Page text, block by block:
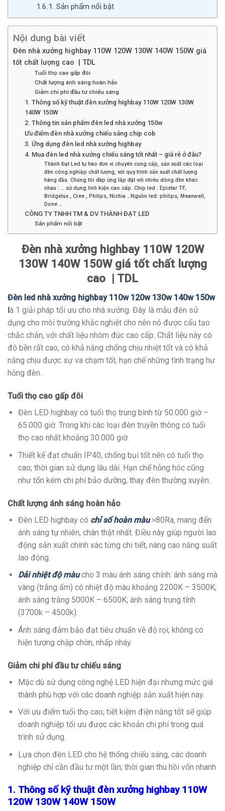
1.6.1. Sản phẩm nổi bật
Nội dung bài viết
Đèn nhà xưởng highbay 110W 120W 130W 140W 150W giá
tốt chất lượng cao | TDL
Tuổi thọ cao gấp đôi
Chất lượng ánh sáng hoàn hảo
Giảm chi phí đầu tư chiếu sáng
1. Thông số kỹ thuật đèn xưởng highbay 110W 120W 130W
140W 150W
2. Thông tin sản phẩm đèn led nhà xưởng 150w
Ưu điểm đèn nhà xưởng chiếu sáng chip cob
3. Ứng dụng đèn led nhà xưởng highbay
4. Mua đèn led nhà xưởng chiếu sáng tốt nhất – giá rẻ ở đâu?
Thành Đạt Led tự hào đơn vị chuyên cung cấp, sản xuất các loại
đèn công nghiệp chất lượng, với quy trình sản xuất chất lượng
hàng đầu. Chúng tôi đáp ứng lắp đặt với nhiêu dòng đèn khác
nhau : … sử dụng linh kiện cao cấp. Chip led : Epistar TF,
Bridgelux , Cree , Philips, Nichia …Nguồn led: philips, Meanwell,
Done …
CÔNG TY TNHH TM & DV THÀNH ĐẠT LED
Sản phẩm nổi bật
Đèn nhà xưởng highbay 110W 120W
130W 140W 150W giá tốt chất lượng
cao | TDL
Đèn led nhà xưởng highbay 110w 120w 130w 140w 150w
à 1 giải pháp tối ưu cho nhà xưởng. Đây là mẫu đèn sử
dụng cho môi trường khắc nghiệt cho nên nó được cấu tạo
chắc chắn, với chất liệu nhôm đúc cao cấp. Chất liệu này có
độ bền rất cao, có khả năng chống chịu nhiệt tốt và có khả
năng chịu được sự va chạm tốt, hạn chế những tình trạng hư
hỏng đèn.
Tuổi thọ cao gấp đôi
Đèn LED highbay có tuổi thọ trung bình từ 50.000 giờ –
65.000 giờ. Trong khi các loại đèn truyền thông có tuổi
thọ cao nhất khoảng 30.000 giờ.
Thiết kế đạt chuẩn IP40, chống bụi tốt nên có tuổi thọ
cao; thời gian sử dụng lâu dài. Hạn chế hỏng hóc cũng
như tốn kém chi phí bảo dưỡng, thay đèn thường xuyên.
Chất lượng ánh sáng hoàn hảo
Đèn LED highbay có chỉ số hoàn màu>80Ra, mang đến
ánh sáng tự nhiên, chân thật nhất. Điều này giúp người lao
động sản xuất chính xác từng chi tiết, nâng cao năng suất
lao động.
Dải nhiệt độ màucho 3 màu ánh sáng chính: ánh sáng mà
vàng (trắng ấm) có nhiệt độ màu khoảng 2200K – 3500K;
ánh sáng trắng 5000K – 6500K; ánh sáng trung tính
(3700k – 4500k).
Ánh sáng đảm bảo đạt tiêu chuẩn về độ rọi; không có
hiện tượng chập chờn, nhấp nháy.
Giảm chi phí đầu tư chiếu sáng
Mặc dù sử dụng công nghệ LED hiện đại nhưng mức giá
thành phù hợp với các doanh nghiệp sản xuất hiện nay.
Với ưu điểm tuổi thọ cao; tiết kiệm điện năng tốt sẽ giúp
doanh nghiệp tối ưu được các khoản chi phí trong quá
trình sử dụng.
Lựa chọn đèn LED cho hệ thống chiếu sáng, các doanh
nghiệp chỉ cần đầu tư một lần; thời gian thu hồi vốn nhanh
1. Thông số kỹ thuật đèn xưởng highbay 110W
120W 130W 140W 150W